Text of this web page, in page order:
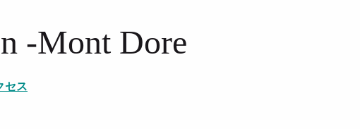
-Mont Dore
セス